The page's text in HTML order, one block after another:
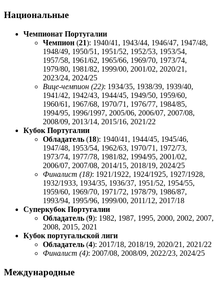
Национальные
Чемпионат Португалии
Чемпион (21): 1940/41 , 1943/44, 1946/47, 1947/48,
1948/49, 1950/51 , 1951/52, 1952/53, 1953/54,
1957/58, 1961/62, 1965/66, 1969/70, 1973/74,
1979/80, 1981/82, 1999/00, 2001/02, 2020/21 ,
2023/24, 2024/25
Вице-чемпион (22): 1934/35, 1938/39, 1939/40,
1941/42, 1942/43, 1944/45, 1949/50, 1959/60,
1960/61 , 1967/68, 1970/71 , 1976/77, 1984/85,
1994/95, 1996/1997, 2005/06, 2006/07, 2007/08,
2008/09, 2013/14, 2015/16, 2021/22
Кубок Португалии
Обладатель (18): 1940/41 , 1944/45, 1945/46,
1947/48, 1953/54, 1962/63, 1970/71 , 1972/73,
1973/74, 1977/78, 1981/82, 1994/95, 2001/02,
2006/07, 2007/08, 2014/15, 2018/19, 2024/25
Финалист (18): 1921/1922, 1924/1925, 1927/1928,
1932/1933, 1934/35, 1936/37, 1951/52, 1954/55,
1959/60, 1969/70, 1971/72, 1978/79, 1986/87,
1993/94, 1995/96, 1999/00, 2011/12, 2017/18
Суперкубок Португалии
Обладатель (9): 1982, 1987, 1995, 2000, 2002, 2007,
2008, 2015, 2021
Кубок португальской лиги
Обладатель (4): 2017/18, 2018/19, 2020/21 , 2021/22
Финалист (4): 2007/08, 2008/09, 2022/23, 2024/25
Международные